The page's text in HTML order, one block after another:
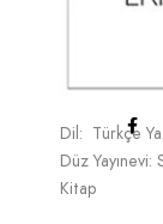
Dil: Türkçe
Düz Yayınevi:
Kitap